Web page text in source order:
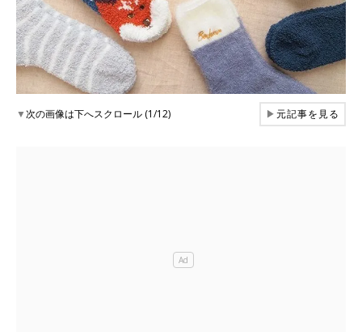
▼次の画像は下へスクロール (1/12) ▶元記事を見る